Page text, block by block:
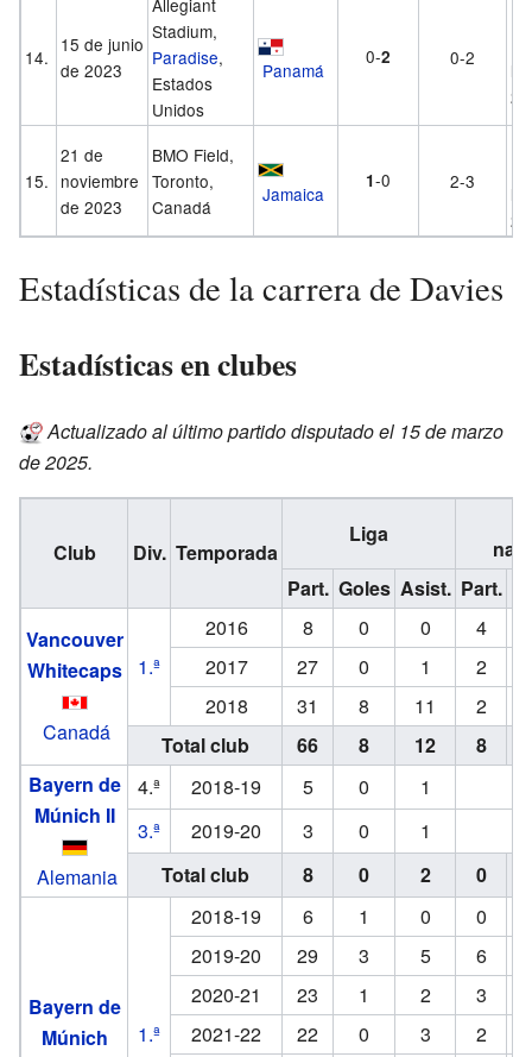
14.
15 de junio
de 2023
Stadium,
Paradise,
Estados
Unidos
Panamá
0-2 0-2
15.
21 de
noviembre
de 2023
BMO Field,
Toronto,
Canadá
Jamaica
1-0 2-3
Estadísticas de la carrera de Davies
Estadísticas en clubes
Actualizado al último partido disputado el 15 de marzo
de 2025.
Club Div. Temporada
Liga
Part. Goles Asist. Part.
Vancouver
Whitecaps
Canadá
1.ª
2016 8 0 0
4
2017
27 0 1
2
2018
31 8 11
2
Total club
66 8 12
8
Bayern de
Múnich II
Alemania
4.ª 2018-19 5 0
1
3.ª
2019-20 3 0
1
Total club
8 0 2 0
Bayern de
Múnich
1.ª
2018-19 6 1 0
0
2019-20
29 3 5
6
2020-21
23 1 2
3
2021-22
22 0 3
2